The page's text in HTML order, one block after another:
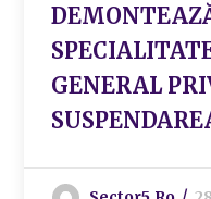
GENERAL